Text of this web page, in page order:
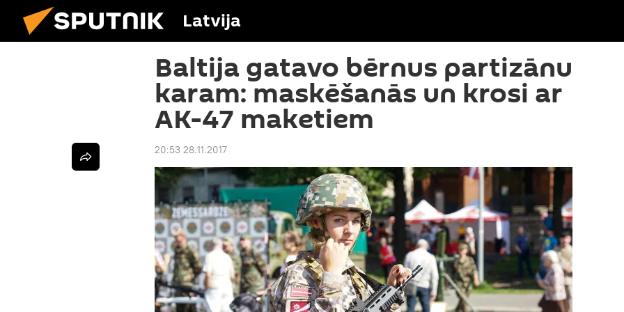
Latvija
Baltija gatavo bērnus partizānu
karam: maskēšanās un krosi ar
AK-47 maketiem
20:53 28.11.2017